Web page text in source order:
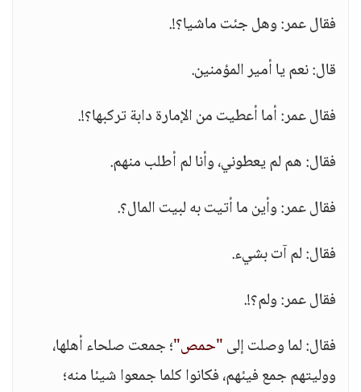
فقال عمر: وهل جئت ماشيا؟!.
قال: نعم يا أمير المؤمنين.
فقال عمر: أما أعطيت من الإمارة دابة تركبها؟!.
فقال: هم لم يعطوني، وأنا لم أطلب منهم.
فقال عمر: وأين ما أتيت به لبيت المال؟.
فقال: لم آت بشيء.
فقال عمر: ولم؟!.
فقال: لما وصلت إلى"حمص"؛ جمعت صلحاء أهلها،
ووليتهم جمع فيئهم، فكانوا كلما جمعوا شيئا منه؛